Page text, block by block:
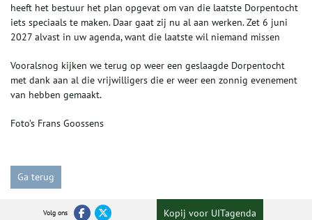
heeft het bestuur het plan opgevat om van die laatste Dorpentocht
iets speciaals te maken. Daar gaat zij nu al aan werken. Zet 6 juni
2027 alvast in uw agenda, want die laatste wil niemand missen
Vooralsnog kijken we terug op weer een geslaagde Dorpentocht
met dank aan al die vrijwilligers die er weer een zonnig evenement
van hebben gemaakt.
Foto’s Frans Goossens
Ga terug
Volg ons Kopij voor UITagenda